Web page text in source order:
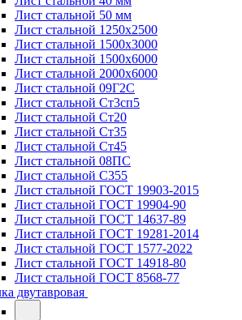
Лист стальной 50 мм
Лист стальной 1250х2500
Лист стальной 1500х3000
Лист стальной 1500х6000
Лист стальной 2000х6000
Лист стальной 09Г2С
Лист стальной Ст3сп5
Лист стальной Ст20
Лист стальной Ст35
Лист стальной Ст45
Лист стальной 08ПС
Лист стальной С355
Лист стальной ГОСТ 19903-2015
Лист стальной ГОСТ 19904-90
Лист стальной ГОСТ 14637-89
Лист стальной ГОСТ 19281-2014
Лист стальной ГОСТ 1577-2022
Лист стальной ГОСТ 14918-80
Лист стальной ГОСТ 8568-77
двутавровая